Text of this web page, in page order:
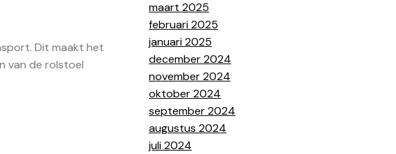
Dit maakt het
van de rolstoel
maart 2025
februari 2025
januari 2025
december 2024
november 2024
oktober 2024
september 2024
augustus 2024
juli 2024